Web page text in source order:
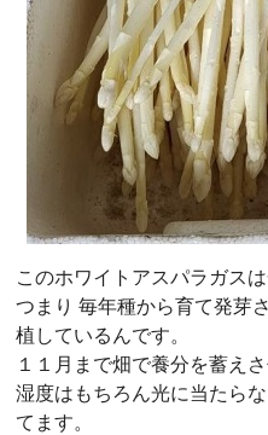
このホワイトアスパラガスは
つまり 毎年種から育て発芽
植しているんです。
１１月まで畑で養分を蓄え
湿度はもちろん光に当たら
てます。